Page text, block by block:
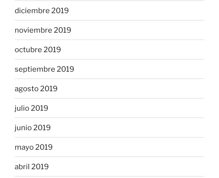
diciembre 2019
noviembre 2019
octubre 2019
septiembre 2019
agosto 2019
julio 2019
junio 2019
mayo 2019
abril 2019